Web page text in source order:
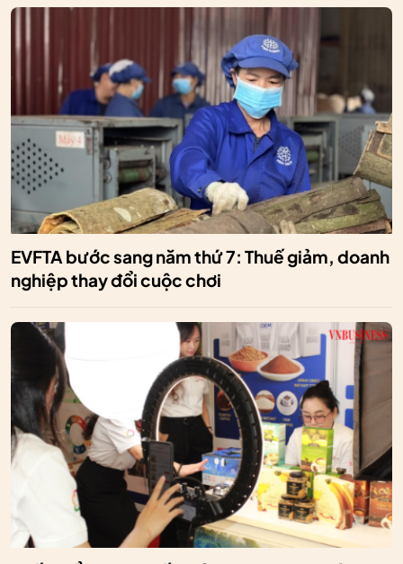
EVFTA bước sang năm thứ 7: Thuế giảm, doanh
nghiệp thay đổi cuộc chơi